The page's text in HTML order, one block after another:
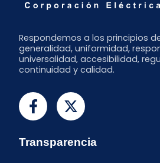
Respondemos a los principios
generalidad, uniformidad,
universalidad, accesibilidad,
continuidad y calidad.
Transparencia